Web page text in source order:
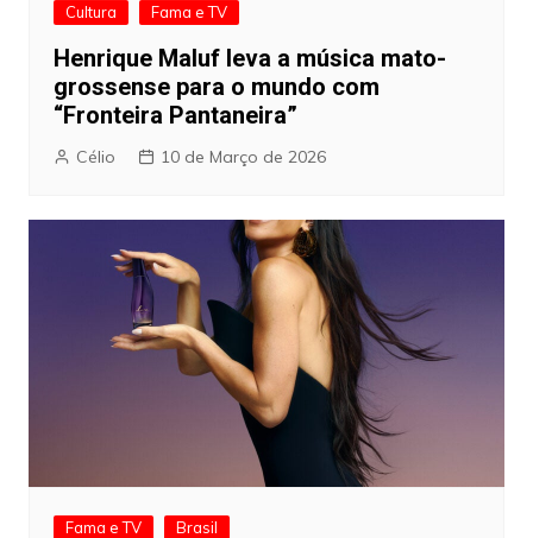
Cultura Fama e TV
Henrique Maluf leva a música mato-
grossense para o mundo com
“Fronteira Pantaneira”
Célio 10 de Março de 2026
Fama e TV Brasil